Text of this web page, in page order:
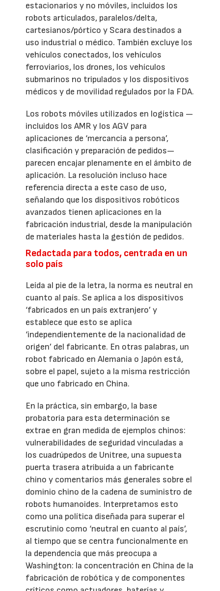
estacionarios y no móviles, incluidos los
robots articulados, paralelos/delta,
cartesianos/pórtico y Scara destinados a
uso industrial o médico. También excluye los
vehículos conectados, los vehículos
ferroviarios, los drones, los vehículos
submarinos no tripulados y los dispositivos
médicos y de movilidad regulados por la FDA.
Los robots móviles utilizados en logística —
incluidos los AMR y los AGV para
aplicaciones de ‘mercancía a persona’,
clasificación y preparación de pedidos—
parecen encajar plenamente en el ámbito de
aplicación. La resolución incluso hace
referencia directa a este caso de uso,
señalando que los dispositivos robóticos
avanzados tienen aplicaciones en la
fabricación industrial, desde la manipulación
de materiales hasta la gestión de pedidos.
Redactada para todos, centrada en un
solo país
Leída al pie de la letra, la norma es neutral en
cuanto al país. Se aplica a los dispositivos
‘fabricados en un país extranjero’ y
establece que esto se aplica
‘independientemente de la nacionalidad de
origen’ del fabricante. En otras palabras, un
robot fabricado en Alemania o Japón está,
sobre el papel, sujeto a la misma restricción
que uno fabricado en China.
En la práctica, sin embargo, la base
probatoria para esta determinación se
extrae en gran medida de ejemplos chinos:
vulnerabilidades de seguridad vinculadas a
los cuadrúpedos de Unitree, una supuesta
puerta trasera atribuida a un fabricante
chino y comentarios más generales sobre el
dominio chino de la cadena de suministro de
robots humanoides. Interpretamos esto
como una política diseñada para superar el
escrutinio como ‘neutral en cuanto al país’,
al tiempo que se centra funcionalmente en
la dependencia que más preocupa a
Washington: la concentración en China de la
fabricación de robótica y de componentes